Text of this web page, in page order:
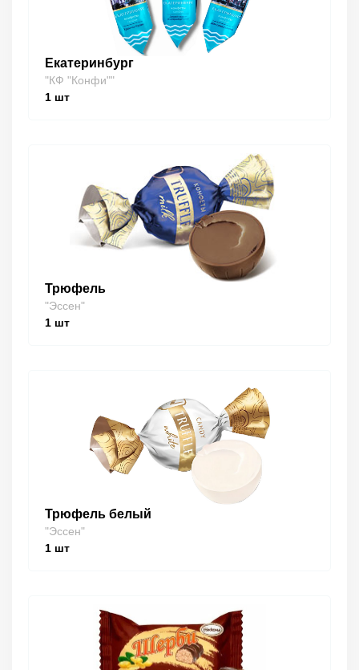
Екатеринбург
"КФ "Конфи""
1 шт
Трюфель
"Эссен"
1 шт
Трюфель белый
"Эссен"
1 шт